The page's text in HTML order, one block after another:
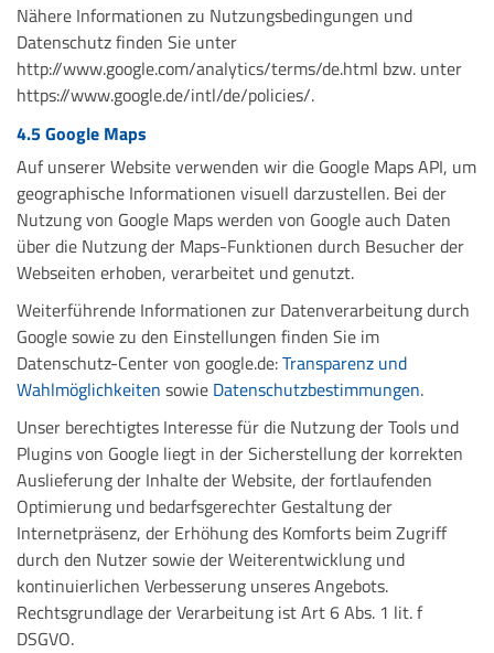
Nähere Informationen zu Nutzungsbedingungen und
Datenschutz finden Sie unter
http://www.google.com/analytics/terms/de.html bzw. unter
https://www.google.de/intl/de/policies/.
4.5 Google Maps
Auf unserer Website verwenden wir die Google Maps API, um
geographische Informationen visuell darzustellen. Bei der
Nutzung von Google Maps werden von Google auch Daten
über die Nutzung der Maps-Funktionen durch Besucher der
Webseiten erhoben, verarbeitet und genutzt.
Weiterführende Informationen zur Datenverarbeitung durch
Google sowie zu den Einstellungen finden Sie im
Datenschutz-Center von google.de:Transparenz und
Wahlmöglichkeiten sowie Datenschutzbestimmungen.
Unser berechtigtes Interesse für die Nutzung der Tools und
Plugins von Google liegt in der Sicherstellung der korrekten
Auslieferung der Inhalte der Website, der fortlaufenden
Optimierung und bedarfsgerechter Gestaltung der
Internetpräsenz, der Erhöhung des Komforts beim Zugriff
durch den Nutzer sowie der Weiterentwicklung und
kontinuierlichen Verbesserung unseres Angebots.
Rechtsgrundlage der Verarbeitung ist Art 6 Abs. 1 lit. f
DSGVO.